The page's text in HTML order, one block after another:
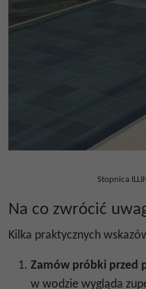
Stopnica
Na co zwrócić
Kilka praktycznych
Zamów próbki przed
w wodzie wygląda